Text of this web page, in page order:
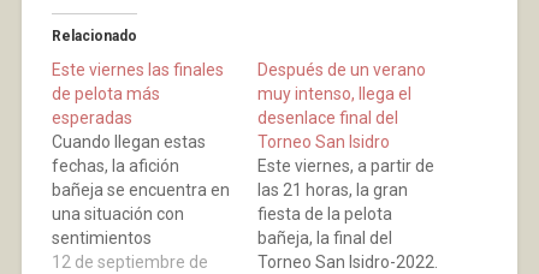
Relacionado
Este viernes las finales
de pelota más
esperadas
Cuando llegan estas
fechas, la afición
bañeja se encuentra en
una situación con
sentimientos
encontrados, por una
12 de septiembre de
Después de un verano
muy intenso, llega el
desenlace final del
Torneo San Isidro
Este viernes, a partir de
las 21 horas, la gran
fiesta de la pelota
bañeja, la final del
Torneo San Isidro-2022.